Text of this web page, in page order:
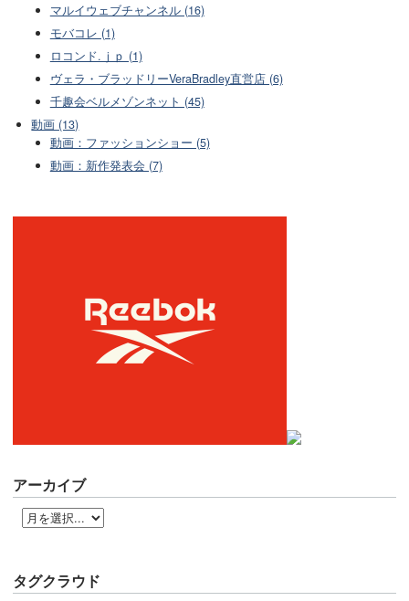
マルイウェブチャンネル (16)
モバコレ (1)
ロコンド.ｊｐ (1)
ヴェラ・ブラッドリーVeraBradley直営店 (6)
千趣会ベルメゾンネット (45)
動画 (13)
動画：ファッションショー (5)
動画：新作発表会 (7)
アーカイブ
タグクラウド